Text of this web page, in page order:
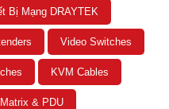
Bị Mạng DRAYTEK
Video Switches
KVM Cables
Matrix & PDU